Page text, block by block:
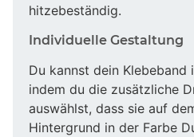
hitzebeständig.
Individuelle Gestaltung
Du kannst dein Klebeband
indem du die zusätzliche
auswählst, dass sie auf
Hintergrund in der Farbe